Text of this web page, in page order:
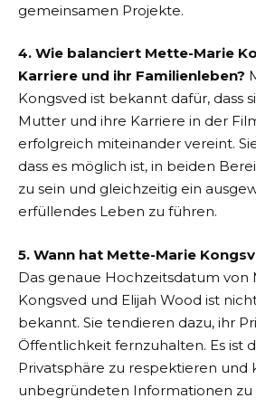
gemeinsamen Projekte.
4. Wie balanciert Mette-Marie
Karriere und ihr Familienleben?
Kongsved ist bekannt dafür, dass
Mutter und ihre Karriere in der
erfolgreich miteinander vereint.
dass es möglich ist, in beiden
zu sein und gleichzeitig ein
erfüllendes Leben zu führen.
5. Wann hat Mette-Marie
Das genaue Hochzeitsdatum von
Kongsved und Elijah Wood ist
bekannt. Sie tendieren dazu, ihr
Öffentlichkeit fernzuhalten. Es ist
Privatsphäre zu respektieren und
unbegründeten Informationen zu